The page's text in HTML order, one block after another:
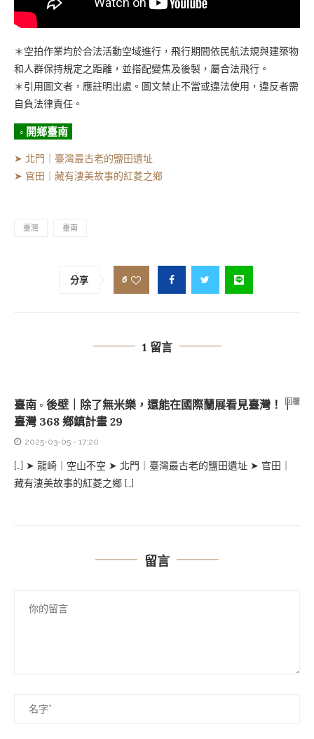
＊空拍作業均於合法活動空域進行，飛行期間依民航法規與建築物
和人群保持規定之距離，並搭配變焦及後製，屬合法飛行。
＊引用圖文者，應註明出處。圖文禁止不當或違法使用，違反者需
自負法律責任。
◦ 開鄉臺南
➤ 北門｜臺灣最古老的鹽田遺址
➤ 官田｜藏有淒美故事的紅菱之鄉
臺灣 臺南
分享 6
1 留言
臺南 ◦ 後壁｜除了無米樂，還能在國際蘭展看見臺灣！｜
臺灣 368 鄉鎮計畫 29
2025-03-05 - 17:20
[…] ➤ 龍崎｜空山不空 ➤ 北門｜臺灣最古老的鹽田遺址 ➤ 官田｜
藏有淒美故事的紅菱之鄉 […]
回覆
留言